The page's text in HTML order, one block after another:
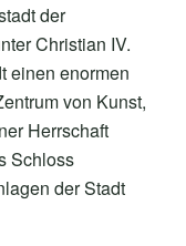
der
Christian IV.
einen enormen
von Kunst,
Herrschaft
Schloss
der Stadt